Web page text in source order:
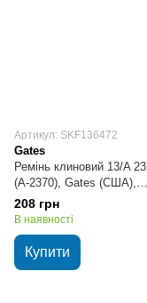
Артикул: SKF136472
Gates
Ремінь клиновий 13/A
(А-2370), Gates (США),
13х8х2370 мм
208 грн
В наявності
Купити